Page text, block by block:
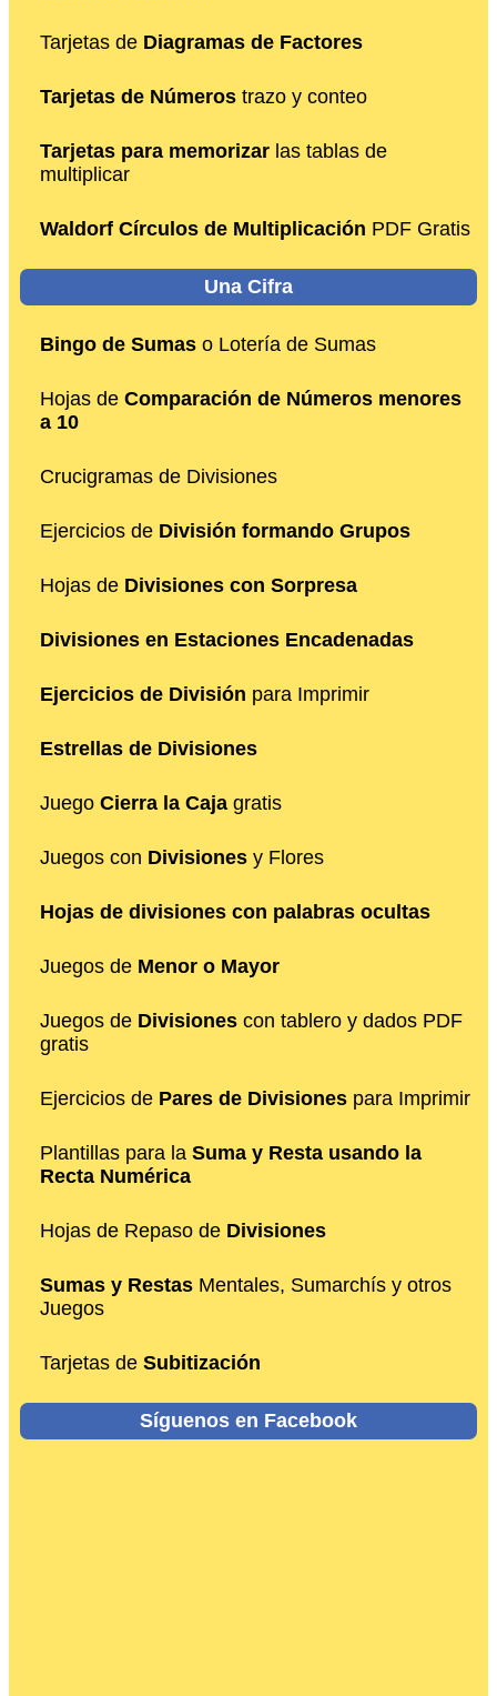
Tarjetas de Diagramas de Factores
Tarjetas de Números trazo y conteo
Tarjetas para memorizar las tablas de
multiplicar
Waldorf Círculos de Multiplicación PDF Gratis
Una Cifra
Bingo de Sumas o Lotería de Sumas
Hojas de Comparación de Números menores
a 10
Crucigramas de Divisiones
Ejercicios de División formando Grupos
Hojas de Divisiones con Sorpresa
Divisiones en Estaciones Encadenadas
Ejercicios de División para Imprimir
Estrellas de Divisiones
Juego Cierra la Caja gratis
Juegos con Divisiones y Flores
Hojas de divisiones con palabras ocultas
Juegos de Menor o Mayor
Juegos de Divisiones con tablero y dados PDF
gratis
Ejercicios de Pares de Divisiones para Imprimir
Plantillas para la Suma y Resta usando la
Recta Numérica
Hojas de Repaso de Divisiones
Sumas y Restas Mentales, Sumarchís y otros
Juegos
Tarjetas de Subitización
Síguenos en Facebook